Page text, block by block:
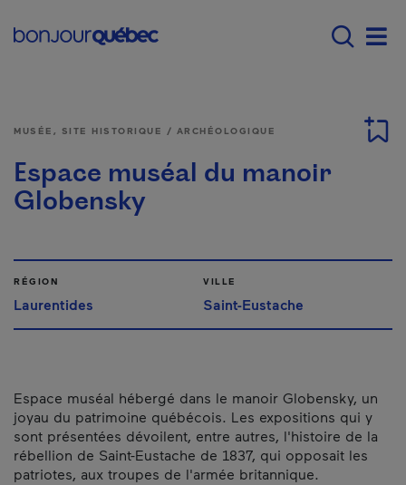
Main navigation -
MUSÉE, SITE HISTORIQUE / ARCHÉOLOGIQUE
Espace muséal du manoir
Globensky
RÉGION
Laurentides
VILLE
Saint-Eustache
Espace muséal hébergé dans le manoir Globensky, un
joyau du patrimoine québécois. Les expositions qui y
sont présentées dévoilent, entre autres, l'histoire de la
rébellion de Saint-Eustache de 1837, qui opposait les
patriotes, aux troupes de l'armée britannique.